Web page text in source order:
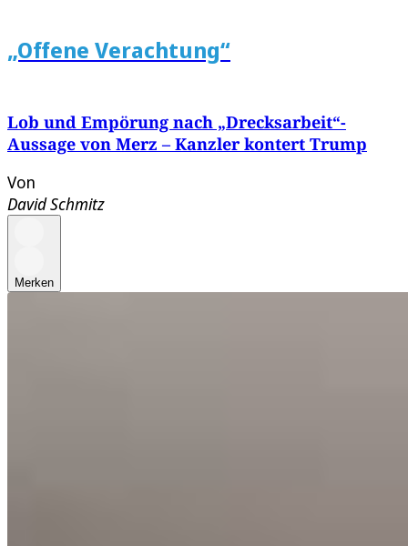
„Offene Verachtung“
Lob und Empörung nach „Drecksarbeit“-
Aussage von Merz – Kanzler kontert Trump
Von
David Schmitz
Merken